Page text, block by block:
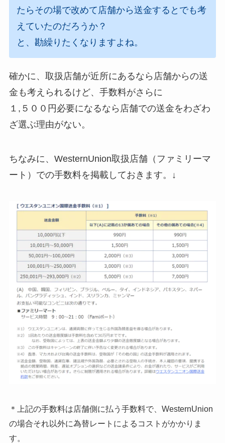
たらその場で改めて店舗から送金するとでも考
えていたのだろうか？
と、勘繰りたくなりますよね。
確かに、取扱店舗が近所にあるなら店舗からの送
金も考えられるけど、手数料がさらに
１,５００円必要になるなら店舗での送金をわざわ
ざ選ぶ理由がない。
ちなみに、WesternUnion取扱店舗（ファミリーマ
ート）での手数料を掲載しておきます。↓
＊上記の手数料は店舗側に払う手数料で、WesternUnion
の場合それ以外に為替レートによるコストがかかりま
す。